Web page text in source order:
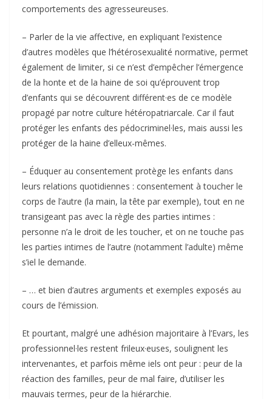
comportements des agresseureuses.
– Parler de la vie affective, en expliquant l’existence
d’autres modèles que l’hétérosexualité normative, permet
également de limiter, si ce n’est d’empêcher l’émergence
de la honte et de la haine de soi qu’éprouvent trop
d’enfants qui se découvrent différent·es de ce modèle
propagé par notre culture hétéropatriarcale. Car il faut
protéger les enfants des pédocriminel·les, mais aussi les
protéger de la haine d’elleux-mêmes.
– Éduquer au consentement protège les enfants dans
leurs relations quotidiennes : consentement à toucher le
corps de l’autre (la main, la tête par exemple), tout en ne
transigeant pas avec la règle des parties intimes :
personne n’a le droit de les toucher, et on ne touche pas
les parties intimes de l’autre (notamment l’adulte) même
s’iel le demande.
– … et bien d’autres arguments et exemples exposés au
cours de l’émission.
Et pourtant, malgré une adhésion majoritaire à l’Evars, les
professionnel·les restent frileux·euses, soulignent les
intervenantes, et parfois même iels ont peur : peur de la
réaction des familles, peur de mal faire, d’utiliser les
mauvais termes, peur de la hiérarchie.